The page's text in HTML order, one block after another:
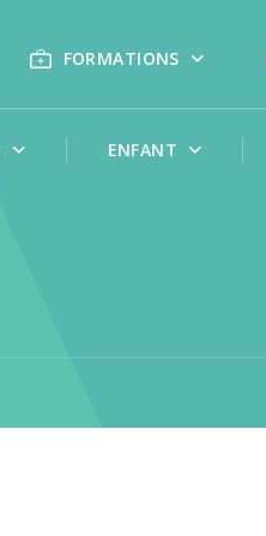
FORMATIONS
ENFANT